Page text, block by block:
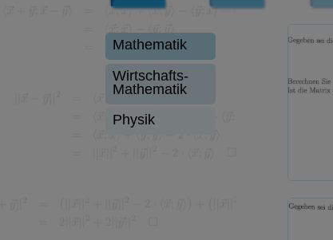
Mathematik
Wirtschafts-
Mathematik
Physik